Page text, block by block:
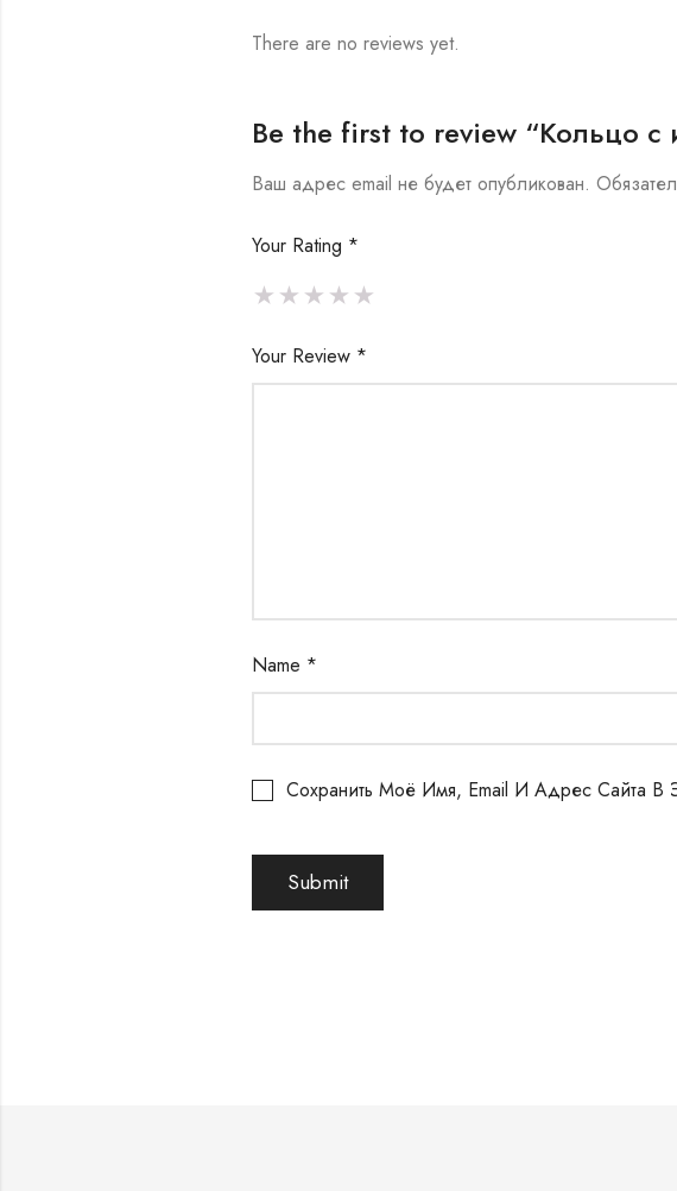
There are no reviews yet.
Be the first to review “Кольцо с
Ваш адрес email не будет опубликован.
Your Rating *
Your Review *
Name *
Сохранить Моё Имя, Email И Адрес Сайта